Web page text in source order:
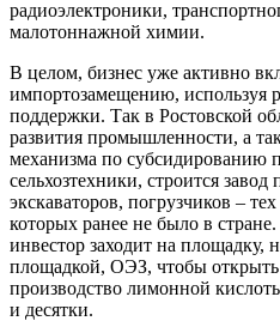
радиоэлектроники,
малотоннажной химии.
В целом, бизнес уже активно
импортозамещению, используя
поддержки. Так в Ростовской
развития промышленности, а
механизма по субсидированию
сельхозтехники, строится
экскаваторов, погрузчиков –
которых ранее не было в
инвестор заходит на площадку,
площадкой, ОЭЗ, чтобы открыть
производство лимонной
и десятки.